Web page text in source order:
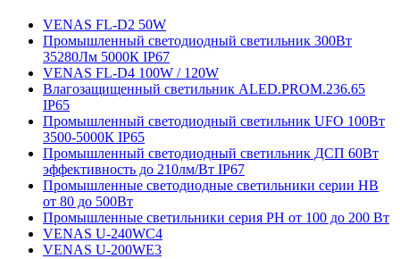
VENAS FL-D2 50W
Промышленный светодиодный светильник 300Вт
35280Лм 5000К IP67
VENAS FL-D4 100W / 120W
Влагозащищенный светильник ALED.PROM.236.65
IP65
Промышленный светодиодный светильник UFO 100Вт
3500-5000К IP65
Промышленный светодиодный светильник ДСП 60Вт
эффективность до 210лм/Вт IP67
Промышленные светодиодные светильники серии HB
от 80 до 500Вт
Промышленные светильники серия PH от 100 до 200 Вт
VENAS U-240WC4
VENAS U-200WE3